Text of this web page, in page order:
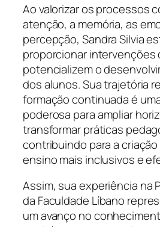
Ao valorizar os processos
atenção, a memória, as
percepção, Sandra Silvia
proporcionar intervenções
potencializem o
dos alunos. Sua trajetória
formação continuada é
poderosa para ampliar
transformar práticas
contribuindo para a
ensino mais inclusivos e
Assim, sua experiência na
da Faculdade Líbano
um avanço no